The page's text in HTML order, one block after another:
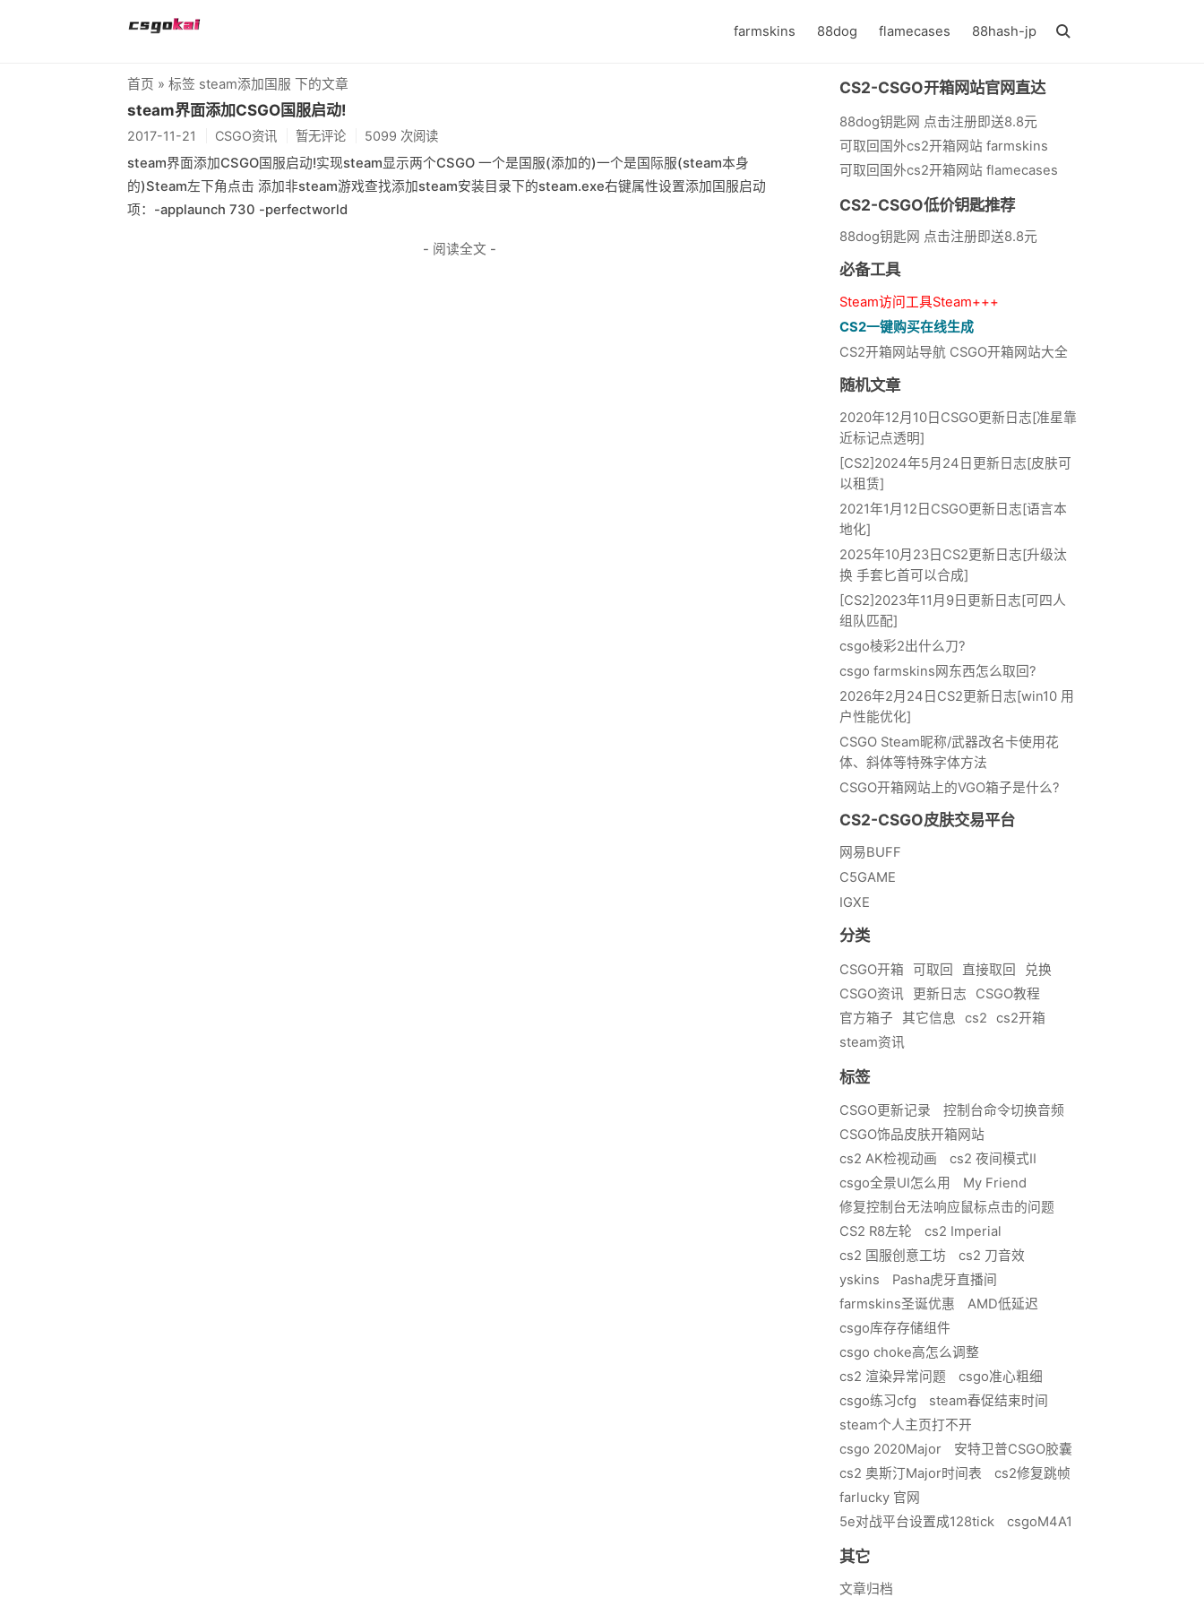
farmskins 88dog flamecases 88hash-jp
首页 » 标签 steam添加国服 下的文章
steam界面添加CSGO国服启动!
2017-11-21 CSGO资讯 暂无评论 5099 次阅读
steam界面添加CSGO国服启动!实现steam显示两个CSGO 一个是国服(添加的)一个是国际服(steam本身
的)Steam左下角点击 添加非steam游戏查找添加steam安装目录下的steam.exe右键属性设置添加国服启动
项：-applaunch 730 -perfectworld
- 阅读全文 -
CS2-CSGO开箱网站官网直达
88dog钥匙网 点击注册即送8.8元
可取回国外cs2开箱网站 farmskins
可取回国外cs2开箱网站 flamecases
CS2-CSGO低价钥匙推荐
88dog钥匙网 点击注册即送8.8元
必备工具
Steam访问工具Steam+++
CS2一键购买在线生成
CS2开箱网站导航 CSGO开箱网站大全
随机文章
2020年12月10日CSGO更新日志[准星靠
近标记点透明]
[CS2]2024年5月24日更新日志[皮肤可
以租赁]
2021年1月12日CSGO更新日志[语言本
地化]
2025年10月23日CS2更新日志[升级汰
换 手套匕首可以合成]
[CS2]2023年11月9日更新日志[可四人
组队匹配]
csgo棱彩2出什么刀?
csgo farmskins网东西怎么取回?
2026年2月24日CS2更新日志[win10 用
户性能优化]
CSGO Steam昵称/武器改名卡使用花
体、斜体等特殊字体方法
CSGO开箱网站上的VGO箱子是什么?
CS2-CSGO皮肤交易平台
网易BUFF
C5GAME
IGXE
分类
CSGO开箱 可取回 直接取回
兑换
CSGO资讯
更新日志
CSGO教程
官方箱子
其它信息 cs2
cs2开箱
steam资讯
标签
CSGO更新记录
控制台命令切换音频
CSGO饰品皮肤开箱网站
cs2 AK检视动画
cs2 夜间模式II
csgo全景UI怎么用
My Friend
修复控制台无法响应鼠标点击的问题
CS2 R8左轮
cs2 Imperial
cs2 国服创意工坊
cs2 刀音效
yskins
Pasha虎牙直播间
farmskins圣诞优惠
AMD低延迟
csgo库存存储组件
csgo choke高怎么调整
cs2 渲染异常问题
csgo准心粗细
csgo练习cfg
steam春促结束时间
steam个人主页打不开
csgo 2020Major
安特卫普CSGO胶囊
cs2 奥斯汀Major时间表
cs2修复跳帧
farlucky 官网
5e对战平台设置成128tick
csgoM4A1
其它
文章归档